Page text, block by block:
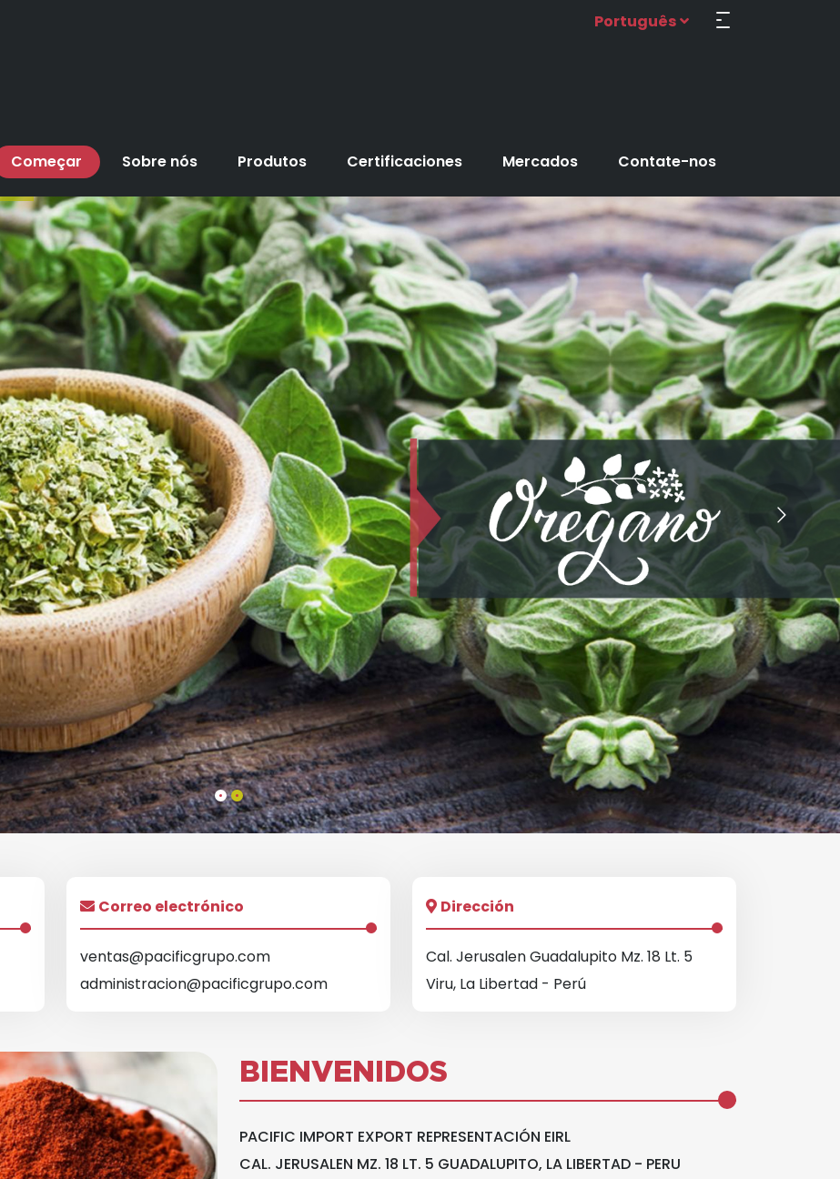
Português
Começar Sobre nós Produtos Certificaciones Mercados Contate-nos
Correo electrónico
ventas@pacificgrupo.com
administracion@pacificgrupo.com
Dirección
Cal. Jerusalen Guadalupito Mz. 18 Lt. 5
Viru, La Libertad - Perú
BIENVENIDOS
PACIFIC IMPORT EXPORT REPRESENTACIÓN EIRL
CAL. JERUSALEN MZ. 18 LT. 5 GUADALUPITO, LA LIBERTAD - PERU